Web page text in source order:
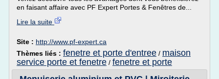
en faisant affaire avec PF Expert Portes & Fenêtres de...
Lire la suite
Site : http://www.pf-expert.ca
Thèmes liés : fenetre et porte d'entree / maison
service porte et fenetre / fenetre et porte